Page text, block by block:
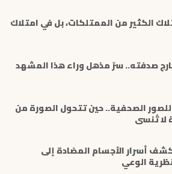
الكثير من الممتلكات، بل في امتلاك
صدفته.. سرّ مذهل وراء هذا المشهد
الصحفية.. حين تتحول الصورة من
لا تُنسى
أسرار الأجسام المضادة إلى
الوعي